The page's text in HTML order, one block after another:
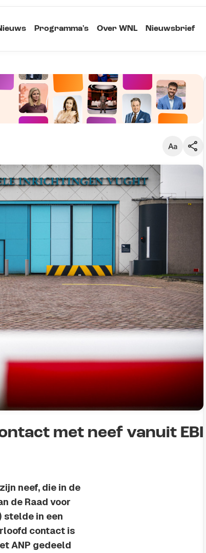
Programma's Over WNL Nieuwsbrief
Klein
Standaard
Kopieer link
met neef vanuit EBI
neef, die in de
de Raad voor
stelde in een
contact is
ANP gedeeld